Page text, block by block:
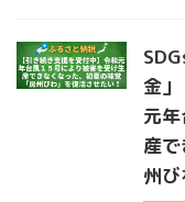
金
元
産
州